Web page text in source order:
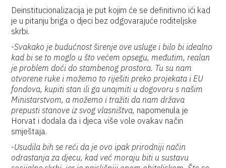
Deinstitucionalizacija je put kojim će se definitivno ići kad
je u pitanju briga o djeci bez odgovarajuće roditeljske
skrbi.
-Svakako je budućnost širenje ove usluge i bilo bi idealno
kad bi se to moglo u što većem opsegu, međutim, realan
je problem doći do stambenog prostora. Tu su nam
otvorene ruke i možemo to riješiti preko projekata i EU
fondova, kupiti stan ili ga unajmiti u dogovoru s našim
Ministarstvom, a možemo i tražiti da nam država
prepusti stanove iz svog vlasništva, napomenula je
Horvat i dodala da i djeca više vole ovakav način
smještaja.
-Usudila bih se reći da je ovo ipak prirodniji način
odrastanja za djecu, kad već moraju biti u sustavu